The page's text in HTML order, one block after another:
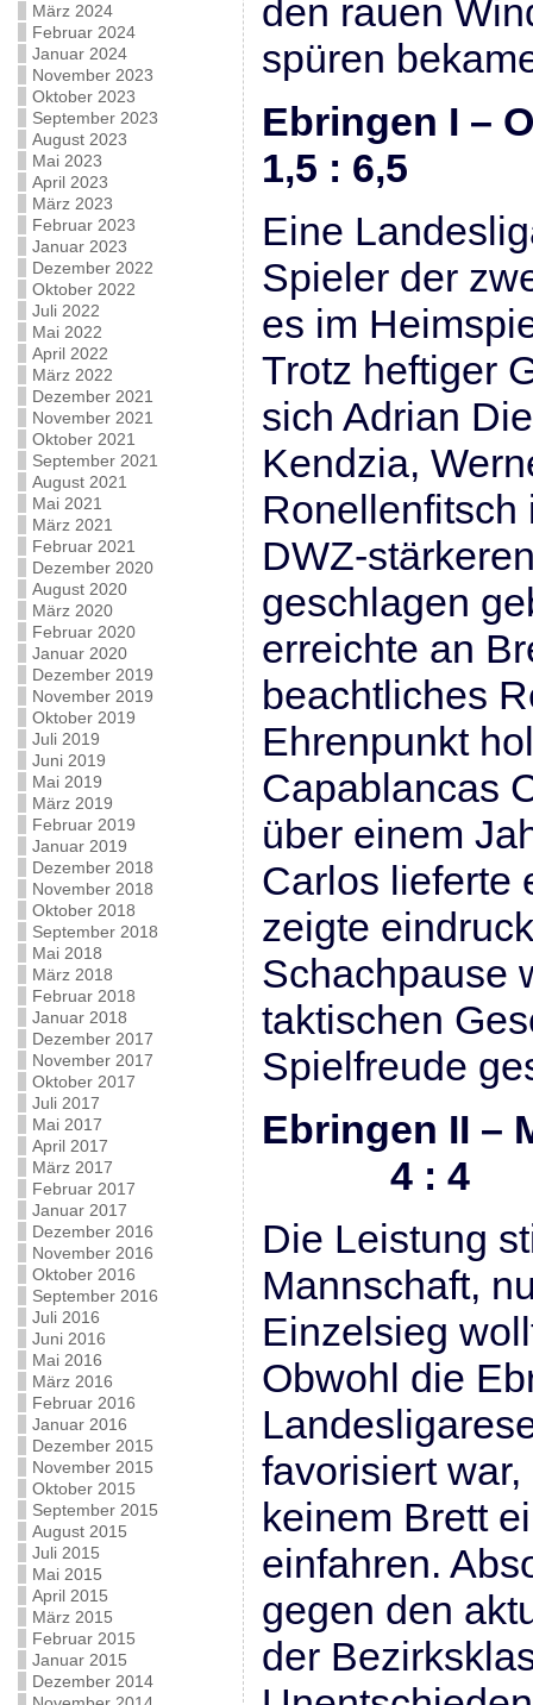
März 2024
Februar 2024
Januar 2024
November 2023
Oktober 2023
September 2023
August 2023
Mai 2023
April 2023
März 2023
Februar 2023
Januar 2023
Dezember 2022
Oktober 2022
Juli 2022
Mai 2022
April 2022
März 2022
Dezember 2021
November 2021
Oktober 2021
September 2021
August 2021
Mai 2021
März 2021
Februar 2021
Dezember 2020
August 2020
März 2020
Februar 2020
Januar 2020
Dezember 2019
November 2019
Oktober 2019
Juli 2019
Juni 2019
Mai 2019
März 2019
Februar 2019
Januar 2019
Dezember 2018
November 2018
Oktober 2018
September 2018
Mai 2018
März 2018
Februar 2018
Januar 2018
Dezember 2017
November 2017
Oktober 2017
Juli 2017
Mai 2017
April 2017
März 2017
Februar 2017
Januar 2017
Dezember 2016
November 2016
Oktober 2016
September 2016
Juli 2016
Juni 2016
Mai 2016
März 2016
Februar 2016
Januar 2016
Dezember 2015
November 2015
Oktober 2015
September 2015
August 2015
Juli 2015
Mai 2015
April 2015
März 2015
Februar 2015
Januar 2015
Dezember 2014
den rauen
spüren
Ebringen
1,5 : 6,5
Eine
Spieler der
es im
Trotz heftiger
sich Adrian
Kendzia,
Ronellenfitsch
DWZ-
geschlagen
erreichte an
beachtliches
Ehrenpunkt
Capablancas
über einem
Carlos lieferte
zeigte
Schachpause
taktischen
Spielfreude
Ebringen II –
4 : 4
Die Leistung
Mannschaft,
Einzelsieg
Obwohl die
favorisiert
keinem Brett
einfahren.
gegen den
der